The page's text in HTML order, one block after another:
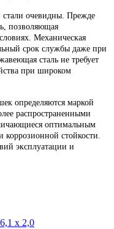
очевидны. Прежде
позволяющая
Механическая
срок службы даже при
сталь не требует
при широком
определяются маркой
распространенными
оптимальным
стойкости.
эксплуатации и